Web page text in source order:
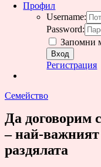
Профил
Username:
Password:
Запомни
Регистрация
Семейство
Да договорим
– най-важният
раздялата